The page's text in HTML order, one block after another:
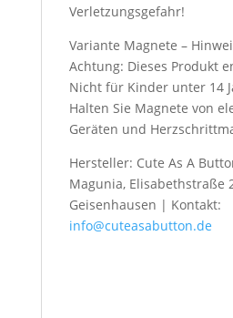
Verletzungsgefahr!
Variante Magnete –
Achtung: Dieses Produkt
Nicht für Kinder unter 14
Halten Sie Magnete von
Geräten und
Hersteller: Cute As A
Magunia, Elisabethstraße
Geisenhausen | Kontakt:
info@cuteasabutton.de